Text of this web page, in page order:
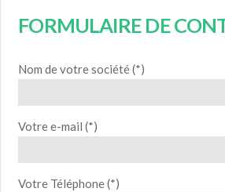
FORMULAIRE DE
Nom de votre société (*)
Votre e-mail (*)
Votre Téléphone (*)